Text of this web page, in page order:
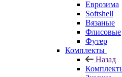
Еврозима
Softshell
Вязаные
Флисовые
Футер
Комплекты
Назад